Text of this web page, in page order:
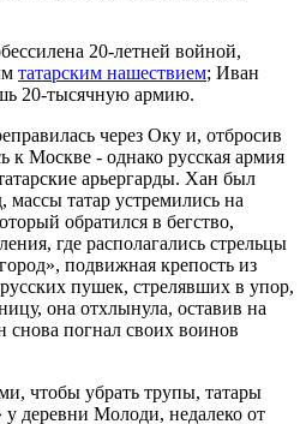
20-летней войной,
татарским нашествием; Иван
20-тысячную армию.
через Оку и, отбросив
к Москве - однако русская армия
арьергарды. Хан был
татар устремились на
обратился в бегство,
где располагались стрельцы
подвижная крепость из
пушек, стрелявших в упор,
она отхлынула, оставив на
снова погнал своих воинов
чтобы убрать трупы, татары
деревни Молоди, недалеко от